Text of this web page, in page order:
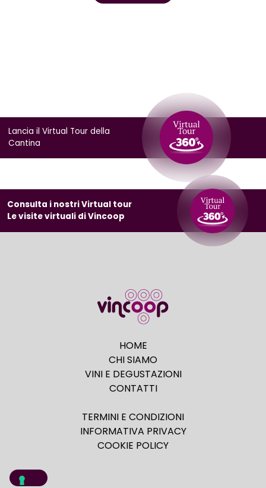
Lancia il Virtual Tour della
Cantina
Consulta i nostri Virtual tour
Le visite virtuali di Vincoop
HOME
CHI SIAMO
VINI E DEGUSTAZIONI
CONTATTI
TERMINI E CONDIZIONI
INFORMATIVA PRIVACY
COOKIE POLICY